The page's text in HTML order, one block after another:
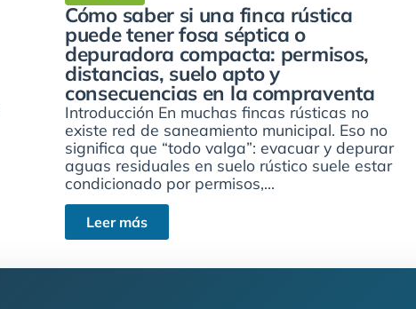
Cómo saber si una finca rústica
puede tener fosa séptica o
depuradora compacta: permisos,
distancias, suelo apto y
consecuencias en la compraventa
Introducción En muchas fincas rústicas no
existe red de saneamiento municipal. Eso no
significa que “todo valga”: evacuar y depurar
aguas residuales en suelo rústico suele estar
condicionado por permisos,...
Leer más